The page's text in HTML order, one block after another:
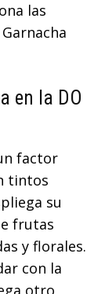
las
en la DO
factor
tintos
su
frutas
y florales.
con la